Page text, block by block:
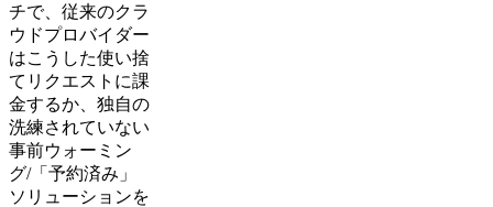
チで、従来のクラ
ウドプロバイダー
はこうした使い捨
てリクエストに課
金するか、独自の
洗練されていない
事前ウォーミン
グ/「予約済み」
ソリューションを